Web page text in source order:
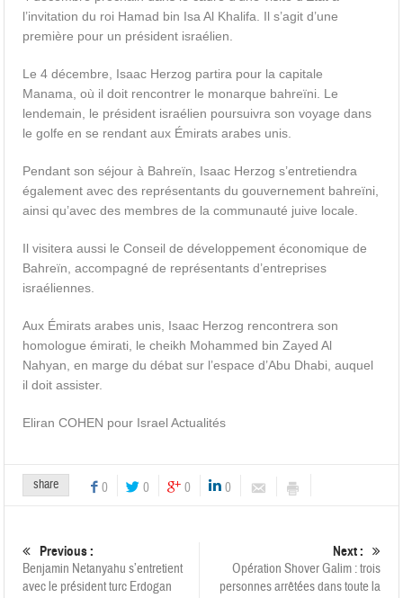
l’invitation du roi Hamad bin Isa Al Khalifa. Il s’agit d’une
première pour un président israélien.
Le 4 décembre, Isaac Herzog partira pour la capitale
Manama, où il doit rencontrer le monarque bahreïni. Le
lendemain, le président israélien poursuivra son voyage dans
le golfe en se rendant aux Émirats arabes unis.
Pendant son séjour à Bahreïn, Isaac Herzog s’entretiendra
également avec des représentants du gouvernement bahreïni,
ainsi qu’avec des membres de la communauté juive locale.
Il visitera aussi le Conseil de développement économique de
Bahreïn, accompagné de représentants d’entreprises
israéliennes.
Aux Émirats arabes unis, Isaac Herzog rencontrera son
homologue émirati, le cheikh Mohammed bin Zayed Al
Nahyan, en marge du débat sur l’espace d’Abu Dhabi, auquel
il doit assister.
Eliran COHEN pour Israel Actualités
share 0 0 0 0
Previous :
Benjamin Netanyahu s’entretient
avec le président turc Erdogan
Next :
Opération Shover Galim : trois
personnes arrêtées dans toute la